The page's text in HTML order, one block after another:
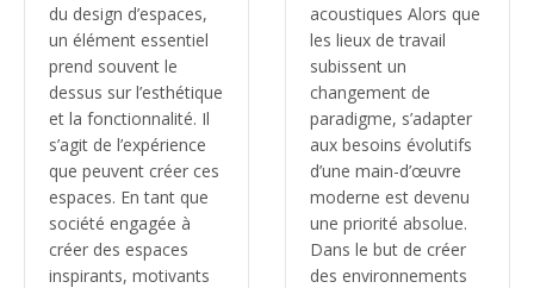
du design d’espaces,
un élément essentiel
prend souvent le
dessus sur l’esthétique
et la fonctionnalité. Il
s’agit de l’expérience
que peuvent créer ces
espaces. En tant que
société engagée à
créer des espaces
inspirants, motivants
acoustiques Alors que
les lieux de travail
subissent un
changement de
paradigme, s’adapter
aux besoins évolutifs
d’une main-d’œuvre
moderne est devenu
une priorité absolue.
Dans le but de créer
des environnements